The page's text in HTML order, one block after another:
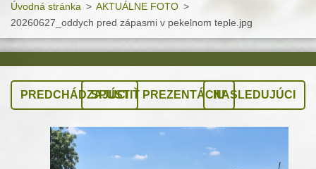
Úvodná stránka > AKTUÁLNE FOTO >
20260627_oddych pred zápasmi v pekelnom teple.jpg
PREDCHÁDZAJÚCISPUSTIŤ PREZENTÁCIUNASLEDUJÚCI